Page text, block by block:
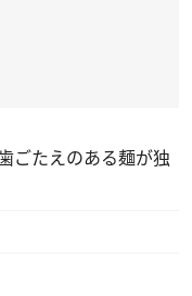
ごたえのある麺が独